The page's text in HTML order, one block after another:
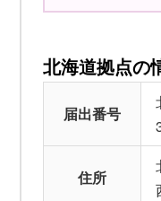
北海道拠点の
届出番号
住所